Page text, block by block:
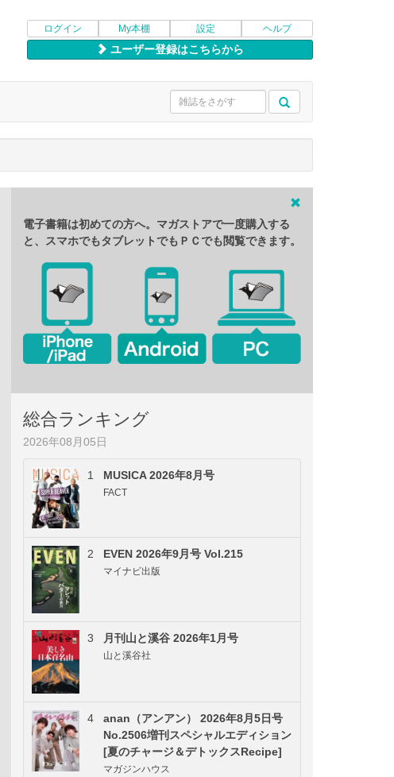
ログイン My本棚 設定 ヘルプ
ユーザー登録はこちらから
電子書籍は初めての方へ。マガストアで一度購入する
と、スマホでもタブレットでもＰＣでも閲覧できます。
総合ランキング
2026年08月05日
1 MUSICA 2026年8月号
FACT
2 EVEN 2026年9月号 Vol.215
マイナビ出版
3 月刊山と溪谷 2026年1月号
山と溪谷社
4
anan（アンアン） 2026年8月5日号
No.2506増刊スペシャルエディション
[夏のチャージ＆デトックスRecipe]
マガジンハウス